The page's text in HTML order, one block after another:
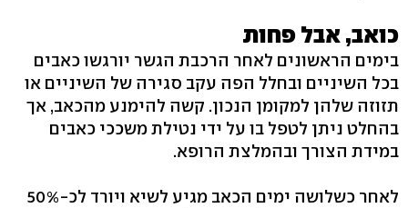
כואב, אבל פחות
בימים הראשונים לאחר הרכבת הגשר יורגשו כאבים
בכל השיניים ובחלל הפה עקב סגירה של השיניים או
תזוזה שלהן למקומן הנכון. קשה להימנע מהכאב, אך
בהחלט ניתן לטפל בו על ידי נטילת משככי כאבים
במידת הצורך ובהמלצת הרופא.
לאחר כשלושה ימים הכאב מגיע לשיא ויורד לכ-50%